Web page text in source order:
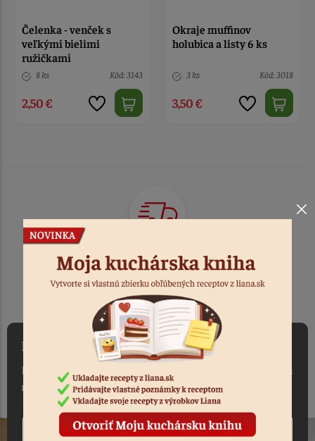
Čelenka - venček s
veľkými bielimi
ružičkami
8 ks Kód: 3143
2,50 €
Okraje muffinov
holubica a listy 6 ks
3 ks Kód: 3018
3,50 €
TOVAR ODOSIELAME
DO 1-2 PRACOVNÝCH DNÍ
OD PRIJATIA OBJEDNÁVKY
NEWSLETTER
Máte záujem vedieť ako prvý o našich akciách, novinkách a
receptoch?
Odoberať